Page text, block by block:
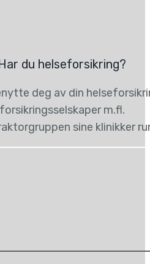
du helseforsikring?
deg av din
forsikringsselskaper m.fl.
sine klinikker